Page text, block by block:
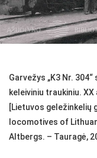
Garvežys „K3 Nr.
keleiviniu traukiniu.
[Lietuvos geležinkelių
locomotives of
Altbergs. – Tauragė,